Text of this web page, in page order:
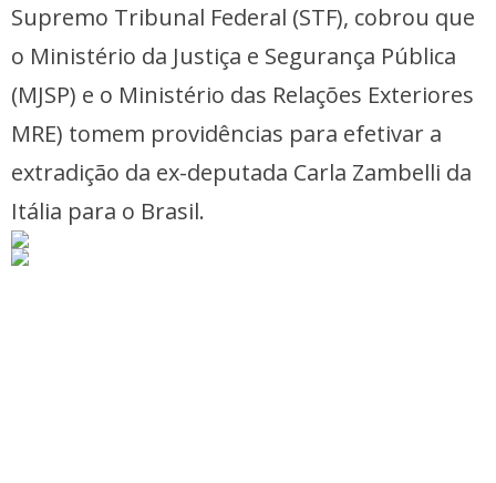
Supremo Tribunal Federal (STF), cobrou que
o Ministério da Justiça e Segurança Pública
(MJSP) e o Ministério das Relações Exteriores
MRE) tomem providências para efetivar a
extradição da ex-deputada Carla Zambelli da
Itália para o Brasil.